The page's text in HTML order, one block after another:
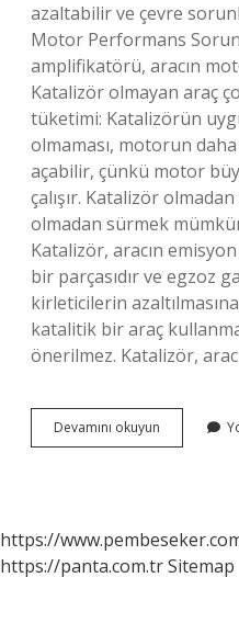
azaltabilir ve çevre
Motor Performans
amplifikatörü, aracın
Katalizör olmayan araç
tüketimi: Katalizörün
olmaması, motorun
açabilir, çünkü motor
çalışır. Katalizör
olmadan sürmek
Katalizör, aracın
bir parçasıdır ve egzoz
kirleticilerin
katalitik bir araç
önerilmez. Katalizör,
Devamını okuyun Katalizör
Yoksa
https://
https://panta.com.trSitemap